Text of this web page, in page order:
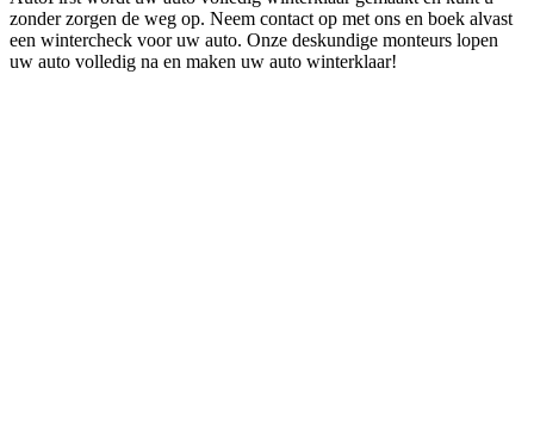
zonder zorgen de weg op. Neem contact op met ons en boek alvast
een wintercheck voor uw auto. Onze deskundige monteurs lopen
uw auto volledig na en maken uw auto winterklaar!